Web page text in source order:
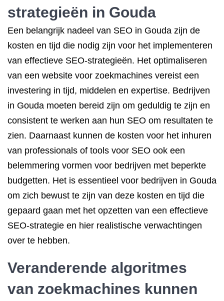
strategieën in Gouda
Een belangrijk nadeel van SEO in Gouda zijn de
kosten en tijd die nodig zijn voor het implementeren
van effectieve SEO-strategieën. Het optimaliseren
van een website voor zoekmachines vereist een
investering in tijd, middelen en expertise. Bedrijven
in Gouda moeten bereid zijn om geduldig te zijn en
consistent te werken aan hun SEO om resultaten te
zien. Daarnaast kunnen de kosten voor het inhuren
van professionals of tools voor SEO ook een
belemmering vormen voor bedrijven met beperkte
budgetten. Het is essentieel voor bedrijven in Gouda
om zich bewust te zijn van deze kosten en tijd die
gepaard gaan met het opzetten van een effectieve
SEO-strategie en hier realistische verwachtingen
over te hebben.
Veranderende algoritmes
van zoekmachines kunnen